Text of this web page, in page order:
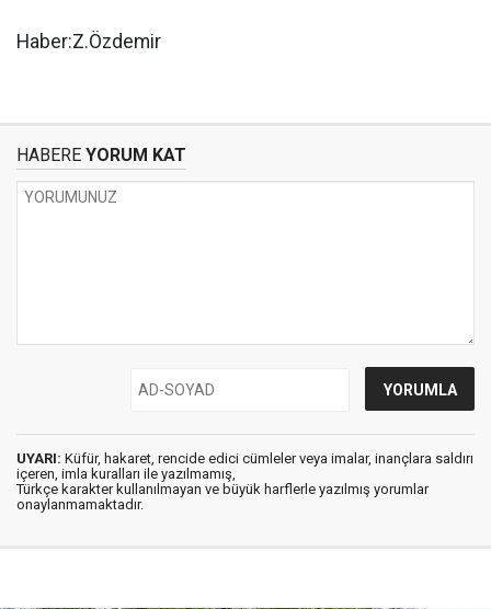
Haber:Z.Özdemir
HABERE YORUM KAT
UYARI: Küfür, hakaret, rencide edici cümleler veya imalar, inançlara saldırı
içeren, imla kuralları ile yazılmamış,
Türkçe karakter kullanılmayan ve büyük harflerle yazılmış yorumlar
onaylanmamaktadır.